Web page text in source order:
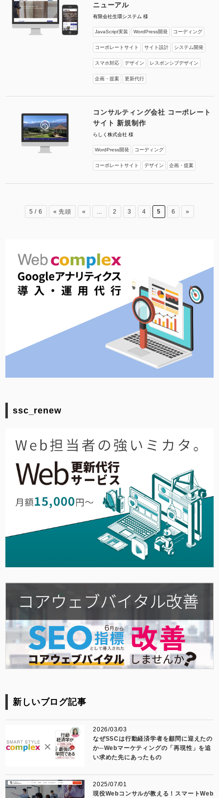
ニューアル
有限会社生環システム 様
JavaScript実装 WordPress開発 コーディング
コーポレートサイト サイト設計 システム開発
スマホ対応 デザイン レスポンシブデザイン
企画・提案 更新代行
コンサルティング会社 コーポレート
サイト 新規制作
らしく株式会社 様
WordPress開発 コーディング
コーポレートサイト デザイン 企画・提案
5 / 6 « 先頭 « 2 3 4 5 6 »
ssc_renew
新しいブログ記事
2026/03/03
なぜSSCは行動経済学者を顧問に迎えたの
か─Webマーケティングの「再現性」を追
い求めた先にあったもの
2025/07/01
現役Webコンサルが教える！スマートWeb